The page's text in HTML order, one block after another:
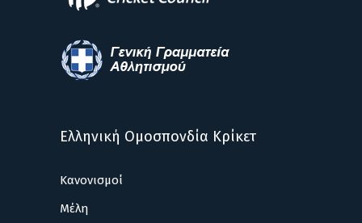
Ελληνική Ομοσπονδία Κρίκετ
Κανονισμοί
Μέλη